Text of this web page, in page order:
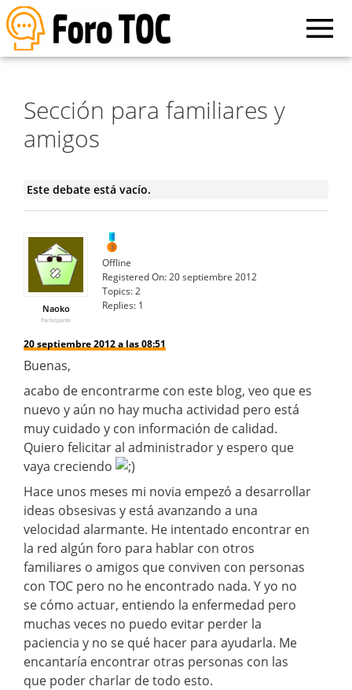
Sección para familiares y
amigos
Este debate está vacío.
Naoko
Participante
Offline
Registered On:20 septiembre 2012
Topics:2
Replies: 1
20 septiembre 2012 a las 08:51
Buenas,
acabo de encontrarme con este blog, veo que es
nuevo y aún no hay mucha actividad pero está
muy cuidado y con información de calidad.
Quiero felicitar al administrador y espero que
vaya creciendo
Hace unos meses mi novia empezó a desarrollar
ideas obsesivas y está avanzando a una
velocidad alarmante. He intentado encontrar en
la red algún foro para hablar con otros
familiares o amigos que conviven con personas
con TOC pero no he encontrado nada. Y yo no
se cómo actuar, entiendo la enfermedad pero
muchas veces no puedo evitar perder la
paciencia y no se qué hacer para ayudarla. Me
encantaría encontrar otras personas con las
que poder charlar de todo esto.